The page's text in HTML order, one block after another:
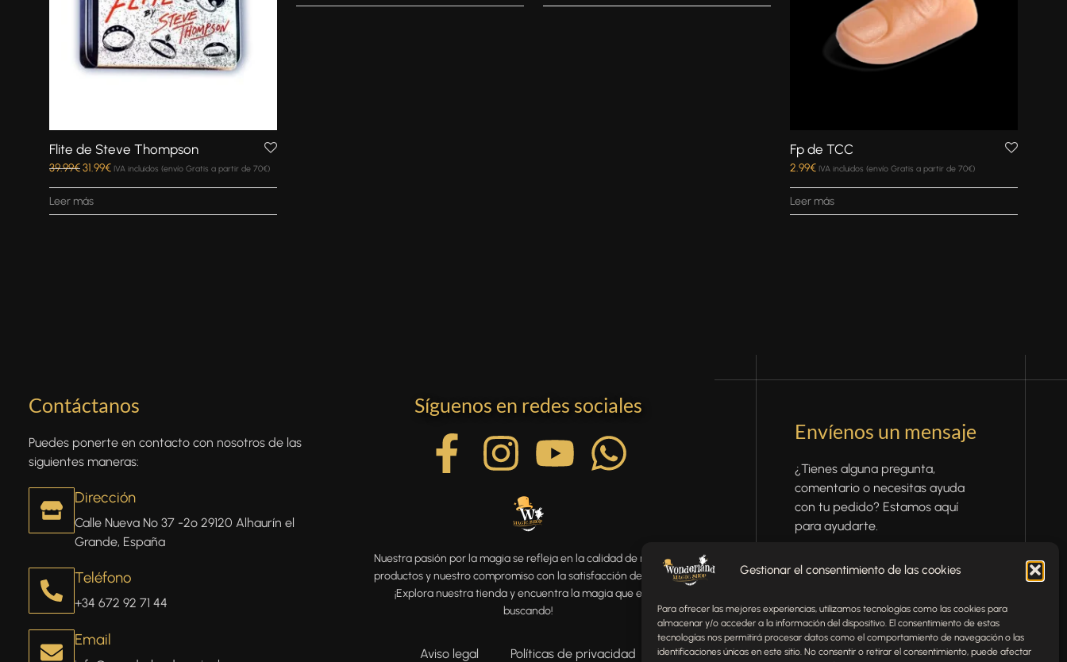
Gestionar el consentimiento de las cookies
Para ofrecer las mejores experiencias, utilizamos tecnologías como las cookies para
almacenar y/o acceder a la información del dispositivo. El consentimiento de estas
tecnologías nos permitirá procesar datos como el comportamiento de navegación o las
identificaciones únicas en este sitio. No consentir o retirar el consentimiento, puede afectar
Flite de Steve Thompson
39.99€31.99€ IVA incluidos (envío Gratis a partir de 70€)
Leer más
Fp de TCC
2.99€ IVA incluidos (envío Gratis a partir de 70€)
Leer más
Contáctanos
Puedes ponerte en contacto con nosotros de las
siguientes maneras:
Dirección
Calle Nueva Nº 37 -2º 29120 Alhaurín el
Grande, España
Teléfono
+34 672 92 71 44
Email
Síguenos en redes sociales
Nuestra pasión por la magia se refleja en la calidad de nuestros
productos y nuestro compromiso con la satisfacción del cliente.
¡Explora nuestra tienda y encuentra la magia que estás
buscando!
Aviso legal Políticas de privacidad
Envíenos un mensaje
¿Tienes alguna pregunta,
comentario o necesitas ayuda
con tu pedido? Estamos aquí
para ayudarte.
TELÉFONO EMAIL